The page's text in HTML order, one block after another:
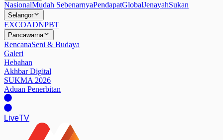
NasionalMudah SebenarnyaPendapatGlobalJenayahSukan
Selangor
EXCOADNPBT
Pancawarna
RencanaSeni & Budaya
Galeri
Hebahan
Akhbar Digital
SUKMA 2026
Aduan Penerbitan
LiveTV